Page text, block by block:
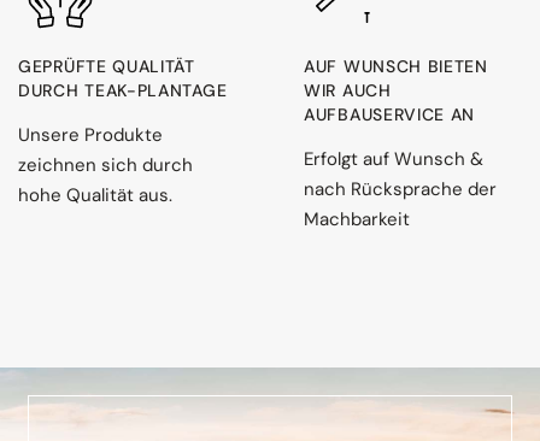
GEPRÜFTE QUALITÄT
DURCH TEAK-PLANTAGE
Unsere Produkte
zeichnen sich durch
hohe Qualität aus.
AUF WUNSCH BIETEN
WIR AUCH
AUFBAUSERVICE AN
Erfolgt auf Wunsch &
nach Rücksprache der
Machbarkeit